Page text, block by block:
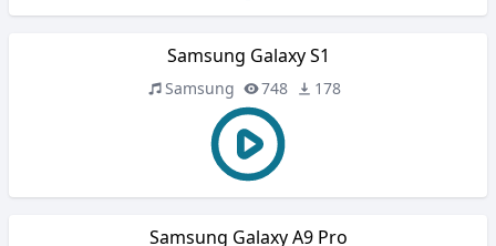
Samsung Galaxy S1
Samsung 748 178
Samsung Galaxy A9 Pro